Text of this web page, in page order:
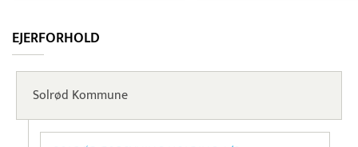
EJERFORHOLD
Solrød Kommune